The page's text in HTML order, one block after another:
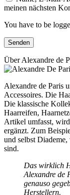
meinen nächsten
You have to be
Über Alexandre de
Alexandre de Paris
Accessoires. Die
Die klassische
Haarreifen,
Artikel umfasst,
ergänzt. Zum
und selbst
sind.
Das wirklich
Alexandre de
genauso
Herstellern.